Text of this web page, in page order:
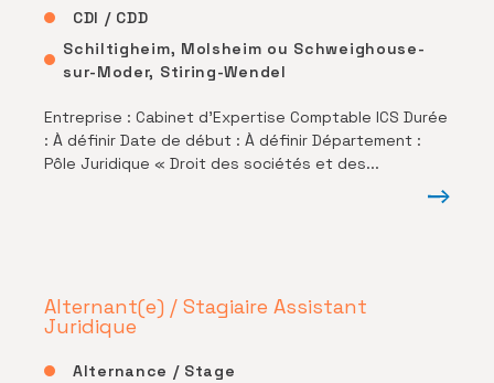
CDI / CDD
Schiltigheim, Molsheim ou Schweighouse-
sur-Moder, Stiring-Wendel
Entreprise : Cabinet d’Expertise Comptable ICS Durée
: À définir Date de début : À définir Département :
Pôle Juridique « Droit des sociétés et des...
Alternant(e) / Stagiaire Assistant
Juridique
Alternance / Stage